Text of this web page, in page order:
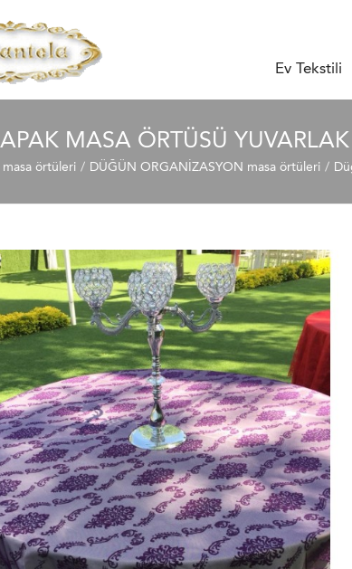
Ev Tekstili
MASA ÖRTÜSÜ YUVARLAK
örtüleri DÜĞÜN ORGANİZASYON masa örtüleri